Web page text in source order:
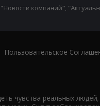
компаний",
Пользовательское
чувства реальных людей,